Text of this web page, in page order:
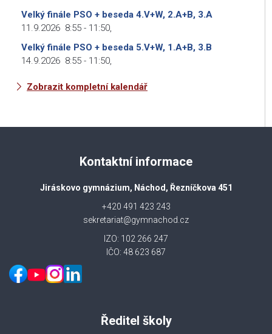
Velký finále PSO + beseda 4.V+W, 2.A+B, 3.A
11.9.2026 8:55 - 11:50
Velký finále PSO + beseda 5.V+W, 1.A+B, 3.B
14.9.2026 8:55 - 11:50
Zobrazit kompletní kalendář
Kontaktní informace
Jiráskovo gymnázium, Náchod, Řezníčkova 451
+420 491 423 243
sekretariat@gymnachod.cz
IZO: 102 266 247
IČO: 48 623 687
Ředitel školy